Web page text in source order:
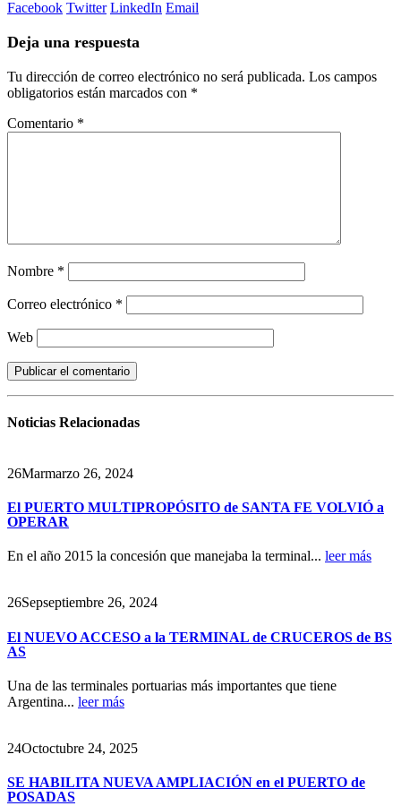
Facebook Twitter LinkedIn Email
Deja una respuesta
Tu dirección de correo electrónico no será publicada. Los campos
obligatorios están marcados con *
Comentario *
Nombre *
Correo electrónico *
Web
Noticias Relacionadas
26Marmarzo 26, 2024
El PUERTO MULTIPROPÓSITO de SANTA FE VOLVIÓ a
OPERAR
En el año 2015 la concesión que manejaba la terminal... leer más
26Sepseptiembre 26, 2024
El NUEVO ACCESO a la TERMINAL de CRUCEROS de BS
AS
Una de las terminales portuarias más importantes que tiene
Argentina... leer más
24Octoctubre 24, 2025
SE HABILITA NUEVA AMPLIACIÓN en el PUERTO de
POSADAS